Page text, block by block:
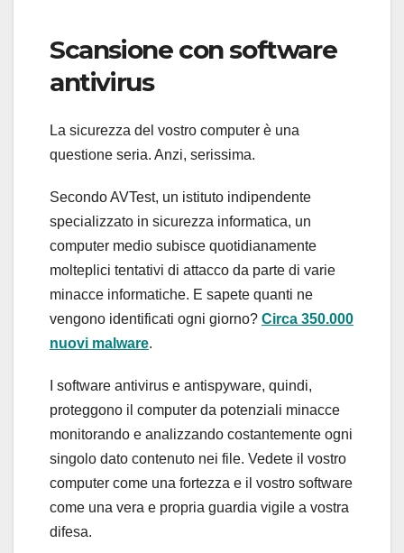
Scansione con software
antivirus
La sicurezza del vostro computer è una
questione seria. Anzi, serissima.
Secondo AVTest, un istituto indipendente
specializzato in sicurezza informatica, un
computer medio subisce quotidianamente
molteplici tentativi di attacco da parte di varie
minacce informatiche. E sapete quanti ne
vengono identificati ogni giorno? Circa 350.000
nuovi malware.
I software antivirus e antispyware, quindi,
proteggono il computer da potenziali minacce
monitorando e analizzando costantemente ogni
singolo dato contenuto nei file. Vedete il vostro
computer come una fortezza e il vostro software
come una vera e propria guardia vigile a vostra
difesa.